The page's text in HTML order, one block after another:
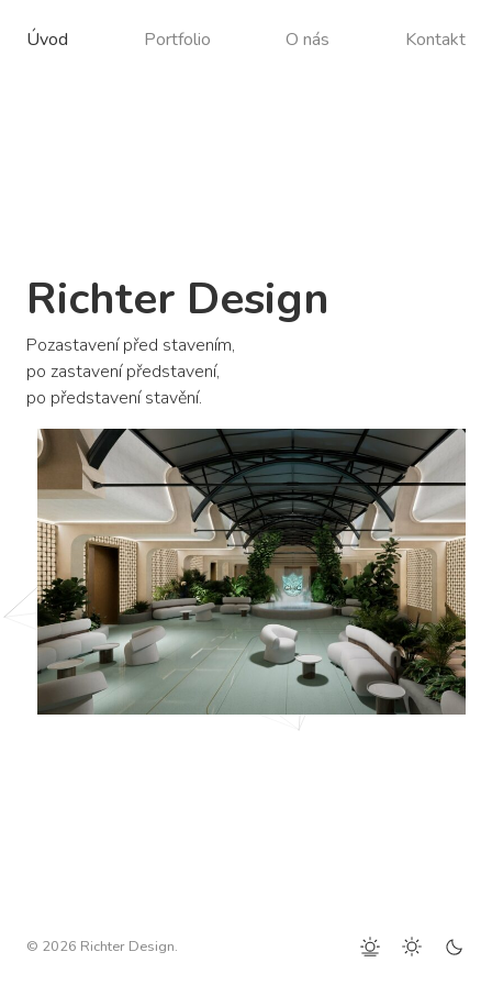
Úvod Portfolio O nás Kontakt
Richter Design
Pozastavení před stavením,
po zastavení představení,
po představení stavění.
© 2026 Richter Design.